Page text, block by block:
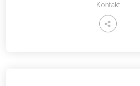
Kontakt